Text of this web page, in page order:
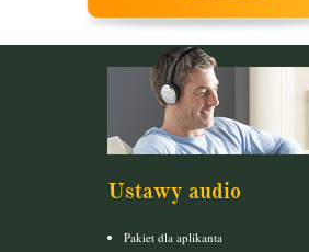
Ustawy audio
Pakiet dla aplikanta